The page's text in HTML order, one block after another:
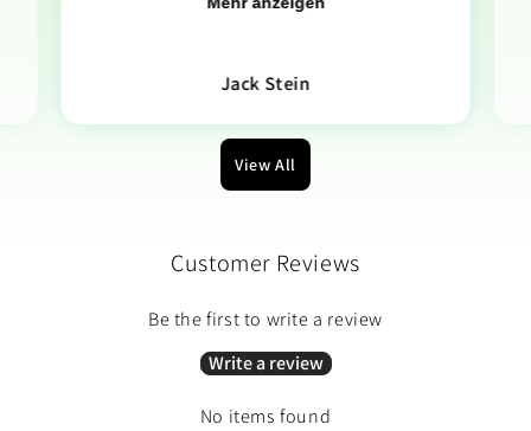
Jack Stein
View All
Customer Reviews
Be the first to write a review
Write a review
No items found